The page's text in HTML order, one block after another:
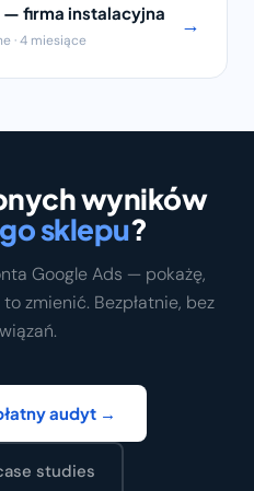
firma instalacyjna
· 4 miesiące
→
wyników
sklepu?
Google Ads — pokażę,
zmienić. Bezpłatnie, bez
audyt →
studies